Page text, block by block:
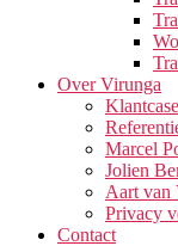
Over Virunga
Marcel
Jolien
Aart van
Privacy
Contact